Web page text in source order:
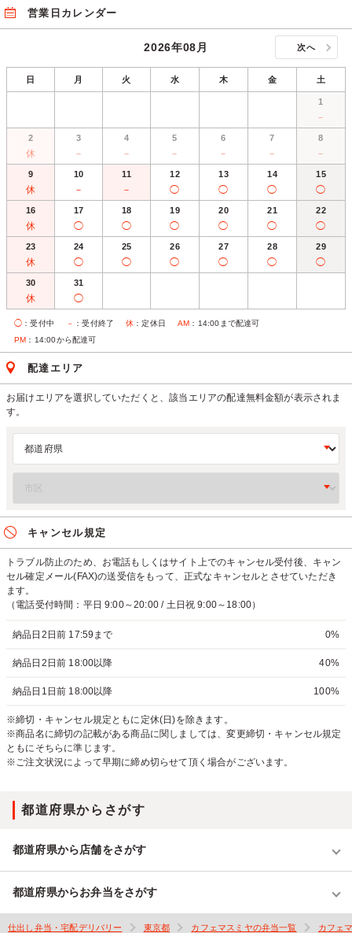
営業日カレンダー
2026年08月 次へ
日 月 火 水 木 金 土
1
－
2
休
3
－
4
－
5
－
6
－
7
－
8
－
9
休
10
－
11
－
12
◯
13
◯
14
◯
15
◯
16
休
17
◯
18
◯
19
◯
20
◯
21
◯
22
◯
23
休
24
◯
25
◯
26
◯
27
◯
28
◯
29
◯
30
休
31
◯
◯ ：受付中 － ：受付終了 休 ：定休日 AM ：14:00まで配達可
PM ：14:00から配達可
配達エリア
お届けエリアを選択していただくと、該当エリアの配達無料金額が表示されま
す。
キャンセル規定
トラブル防止のため、お電話もしくはサイト上でのキャンセル受付後、キャン
セル確定メール(FAX)の送受信をもって、正式なキャンセルとさせていただき
ます。
（電話受付時間：平日 9:00～20:00 / 土日祝 9:00～18:00）
納品日2日前 17:59まで 0%
納品日2日前 18:00以降 40%
納品日1日前 18:00以降 100%
※締切・キャンセル規定ともに定休(日)を除きます。
※商品名に締切の記載がある商品に関しましては、変更締切・キャンセル規定
ともにそちらに準じます。
※ご注文状況によって早期に締め切らせて頂く場合がございます。
都道府県からさがす
都道府県から店舗をさがす
都道府県からお弁当をさがす
仕出し弁当・宅配デリバリー 東京都 カフェマスミヤの弁当一覧 カフェ